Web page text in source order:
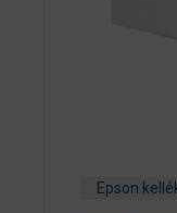
Epson